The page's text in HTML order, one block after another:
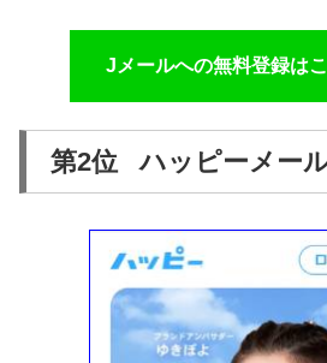
Jメールへの無料登録は
第2位 ハッピーメー